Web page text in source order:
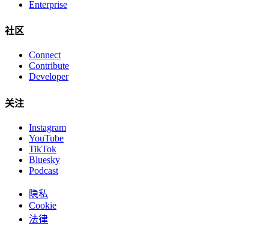
Enterprise
社区
Connect
Contribute
Developer
关注
Instagram
YouTube
TikTok
Bluesky
Podcast
隐私
Cookie
法律